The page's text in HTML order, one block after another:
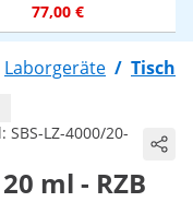
77,00 €
Laborgeräte /
SBS-LZ-4000/20-
ml - RZB